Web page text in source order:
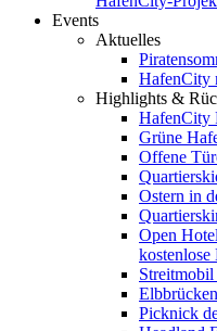
Events
Aktuelles
HafenCity
Highlights &
HafenCity
Grüne
Offene
Ostern in
Open
Picknick